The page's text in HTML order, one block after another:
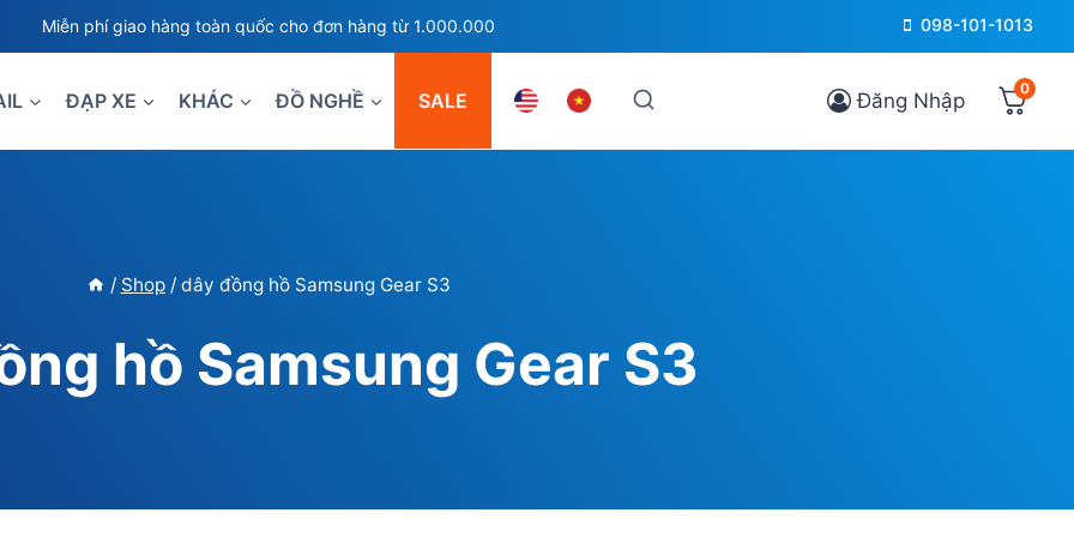
Miễn phí giao hàng toàn quốc cho đơn hàng từ 1.000.000 098-101-1013
ĐẠP XE KHÁC ĐỒ NGHỀ SALE Đăng Nhập 0
/ Shop / dây đồng hồ Samsung Gear S3
hồ Samsung Gear S3